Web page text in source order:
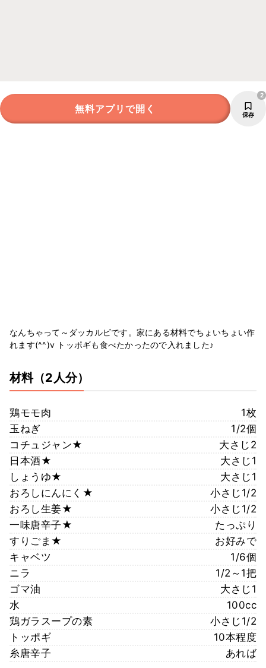
無料アプリで開く 保存
2
なんちゃって～ダッカルビです。家にある材料でちょいちょい作
れます(^^)v トッポギも食べたかったので入れました♪
材料（2人分）
鶏モモ肉
1枚
玉ねぎ
1/2個
コチュジャン★
大さじ2
日本酒★
大さじ1
しょうゆ★
大さじ1
おろしにんにく★
小さじ1/2
おろし生姜★
小さじ1/2
一味唐辛子★
たっぷり
すりごま★
お好みで
キャベツ
1/6個
ニラ
1/2～1把
ゴマ油
大さじ1
水
100cc
鶏ガラスープの素
小さじ1/2
トッポギ
10本程度
糸唐辛子
あれば